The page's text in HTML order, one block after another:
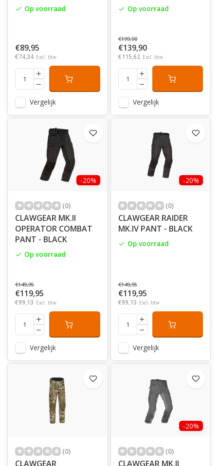
Op voorraad
€89,95
€74,34 Excl. btw
Vergelijk
Op voorraad
€199,90
€139,90
€115,62 Excl. btw
Vergelijk
-20%
(0)
CLAWGEAR MK.II
OPERATOR COMBAT
PANT - BLACK
Op voorraad
€149,95
€119,95
€99,13 Excl. btw
Vergelijk
-20%
(0)
CLAWGEAR RAIDER
MK.IV PANT - BLACK
Op voorraad
€149,95
€119,95
€99,13 Excl. btw
Vergelijk
(0)
CLAWGEAR
-20%
(0)
CLAWGEAR MK.II